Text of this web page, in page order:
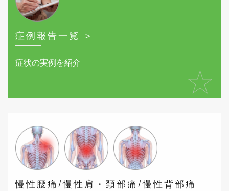
症例報告一覧 ＞
症状の実例を紹介
★
慢性腰痛/慢性肩・頚部痛/慢性背部痛